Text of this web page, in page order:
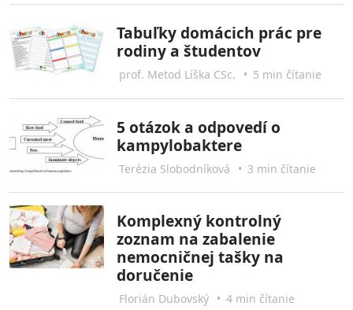
Tabuľky domácich prác pre
rodiny a študentov
prof. Metod Líška CSc. • 5 min čítanie
5 otázok a odpovedí o
kampylobaktere
Terézia Slobodníková • 3 min čítanie
Komplexný kontrolný
zoznam na zabalenie
nemocničnej tašky na
doručenie
Florián Dubovský • 4 min čítanie